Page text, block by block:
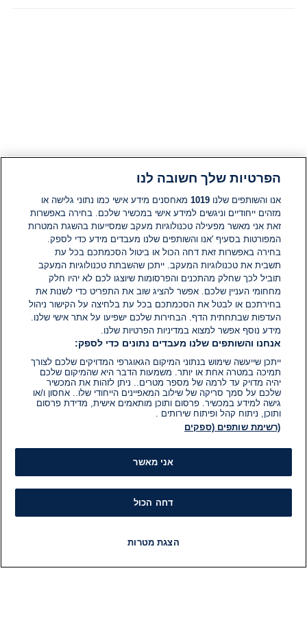
הפרטיות שלך חשובה לנו
אנו והשותפים שלנו1019 מאחסנים מידע אישי כמו נתוני גלישה או
מזהים ייחודיים וניגשים למידע אישי במכשיר שלכם. בחירה באפשרות
זאת אני מאשר מפעילה טכנולוגיות מעקב שמסייעות בהשגת המטרות
המפורטות בסעיף 'אנו והשותפים שלנו מעבדים מידע כדי לספק.
בחירה באפשרות זאת דחה הכול או ביטול הסכמתכם בכל עת
תשבית את טכנולוגיות המעקב. ייתכן שהשבתת טכנולוגיות המעקב
תוביל לכך שחלק מהתכנים והפרסומות שיוצגו לכם לא יהיו חלק
מחחומי העניין שלכם. אפשר להציג שוב את התפריט כדי לשנות את
בחירתכם או לבטל את הסכמתכם בכל עת בלחיצה על הקישור ניהול
העדפות שבתחתית הדף. הבחירות שלכם ישפיעו על אתר אישי שלנו.
מידע נוסף אפשר למצוא במדיניות הפרטיות שלנו.
אנחנו והשותפים שלנו מעבדים נתונים כדי לספק:
ייתכן שייעשה שימוש בנתוני המיקום הגאוגרפי המדויקים שלכם לצורך
תמיכה במטרה אחת או יותר. משמעות הדבר היא שהמיקום שלכם
יהיה מדויק עד לרמה של מספר מטרים.. ניתן לזהות את המכשיר
שלכם על סמך סריקה של שילוב המאפיינים הייחודי שלו.. אחסון ו/או
גישה למידע במכשיר. פרסום ותוכן מותאמים אישית, מדידת פרסום
ותוכן, ניתוח קהל ופיתוח שירותים .
(רשימת שותפים (ספקים
אני מאשר
דחה הכול
הצגת מטרות